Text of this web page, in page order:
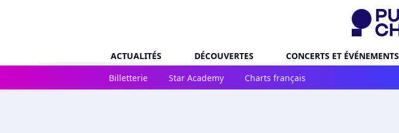
ACTUALITÉS DÉCOUVERTES CONCERTS ET ÉVÉNEMENTS
Billetterie
Star Academy Charts français